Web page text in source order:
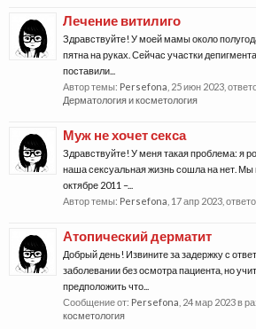
Лечение витилиго
Здравствуйте! У моей мамы около
пятна на руках. Сейчас участки
поставили...
Автор темы: Persefona 25 июн 2023 ,
Дерматология и косметология
Муж не хочет секса
Здравствуйте! У меня такая проблема: я
наша сексуальная жизнь сошла на нет. Мы
октябре 2011 –...
Автор темы: Persefona 17 апр 2023 ,
Атопический дерматит
Добрый день! Извините за задержку с
заболевании без осмотра пациента, но
предположить что...
Сообщение от: Persefona 24 мар 2023в
косметология